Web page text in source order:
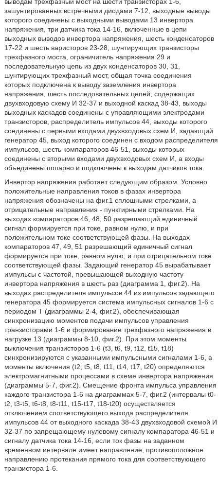
зашунтированных встречными диодами 7-12, выходные выводы
которого соединены с выходными выводами 13 инвертора
напряжения, три датчика тока 14-16, включенные в цепи
выходных выводов инвертора напряжения, шесть конденсаторов
17-22 и шесть варисторов 23-28, шунтирующих транзисторы
трехфазного моста, ограничитель напряжения 29 и
последовательную цепь из двух конденсаторов 30, 31,
шунтирующих трехфазный мост, общая точка соединения
которых подключена к выводу заземления инвертора
напряжения, шесть последовательных цепей, содержащих
двухвходовую схему И 32-37 и выходной каскад 38-43, выходы
выходных каскадов соединены с управляющими электродами
транзисторов, распределитель импульсов 44, выходы которого
соединены с первыми входами двухвходовых схем И, задающий
генератор 45, выход которого соединен с входом распределителя
импульсов, шесть компараторов 46-51, выходы которых
соединены с вторыми входами двухвходовых схем И, а входы
объединены попарно и подключены к выходам датчиков тока.
Инвертор напряжения работает следующим образом. Условно
положительные направления токов в фазах инвертора
напряжения обозначены на фиг.1 сплошными стрелками, а
отрицательные направления - пунктирными стрелками. На
выходах компараторов 46, 48, 50 разрешающий единичный
сигнал формируется при токе, равном нулю, и при
положительном токе соответствующей фазы. На выходах
компараторов 47, 49, 51 разрешающий единичный сигнал
формируется при токе, равном нулю, и при отрицательном токе
соответствующей фазы. Задающий генератор 45 вырабатывает
импульсы с частотой, превышающей выходную частоту
инвертора напряжения в шесть раз (диаграмма 1, фиг.2). На
выходах распределителя импульсов 44 из импульсов задающего
генератора 45 формируется система импульсных сигналов 1-6 с
периодом Т (диаграммы 2-4, фиг.2), обеспечивающая
синхронизацию моментов подачи импульсов управления
транзисторами 1-6 и формирование трехфазного напряжения в
нагрузке 13 (диаграммы 8-10, фиг.2). При этом моменты
выключения транзисторов 1-6 (t3, t6, t9, t12, t15, t18)
синхронизируются с указанными импульсными сигналами 1-6, а
моменты включения (t2, t5, t8, t11, t14, t17, t20) определяются
электромагнитными процессами в схеме инвертора напряжения
(диаграммы 5-7, фиг.2). Смещение фронта импульса управления
каждого транзистора 1-6 на диаграммах 5-7, фиг.2 (интервалы t0-
t2, t3-t5, t6-t8, t8-t11, t15-t17, t18-t20) осуществляется
отключением соответствующего выхода распределителя
импульсов 44 от выходного каскада 38-43 двухвходовой схемой И
32-37 по запрещающему нулевому сигналу компаратора 46-51 и
сигналу датчика тока 14-16, если ток фазы на заданном
временном интервале имеет направление, противоположное
направлению протекания прямого тока для соответствующего
транзистора 1-6.